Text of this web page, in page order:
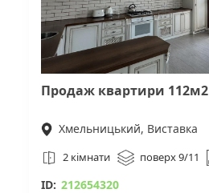
Продаж квартири 112м2
Хмельницький, Виставка
2 кімнати поверх 9/11
ID: 212654320